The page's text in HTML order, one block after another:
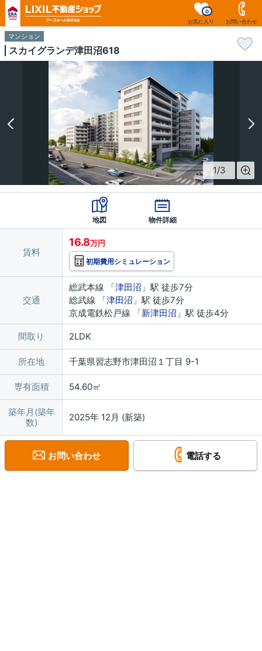
お気に入り
0
お問い合わせ
マンション
スカイグランデ津田沼618
1/3
地図 物件詳細
賃料
16.8万円
初期費用シミュレーション
交通
総武本線 「津田沼 」駅 徒歩7分
総武線 「津田沼 」駅 徒歩7分
京成電鉄松戸線 「新津田沼 」駅 徒歩4分
間取り 2LDK
所在地 千葉県習志野市津田沼１丁目 9-1
専有面積 54.60㎡
築年月(築年
数)
2025年 12月 (新築)
お問い合わせ 電話する